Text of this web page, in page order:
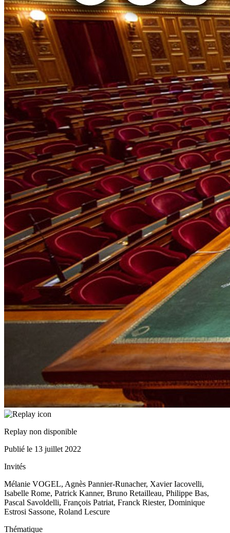
Replay non disponible
Publié le 13 juillet 2022
Invités
Mélanie VOGEL, Agnès Pannier-Runacher, Xavier Iacovelli,
Isabelle Rome, Patrick Kanner, Bruno Retailleau, Philippe Bas,
Pascal Savoldelli, François Patriat, Franck Riester, Dominique
Estrosi Sassone, Roland Lescure
Thématique